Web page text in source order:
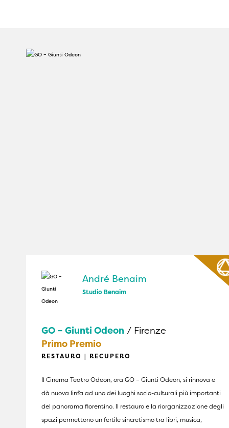
André Benaim
Studio Benaim
GO – Giunti Odeon / Firenze
Primo Premio
RESTAURO | RECUPERO
Il Cinema Teatro Odeon, ora GO – Giunti Odeon, si rinnova e
dà nuova linfa ad uno dei luoghi socio-culturali più importanti
del panorama fiorentino. Il restauro e la riorganizzazione degli
spazi permettono un fertile sincretismo tra libri, musica,